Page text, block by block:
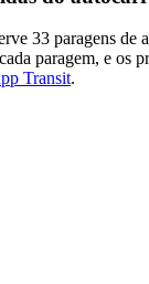
33 paragens
paragem, e os
Transit.